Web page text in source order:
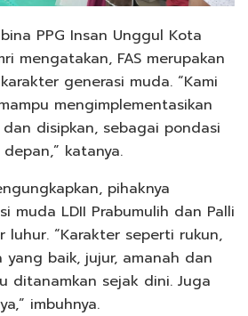
PPG Insan Unggul Kota
mengatakan, FAS merupakan
generasi muda. “Kami
mengimplementasikan
disipkan, sebagai pondasi
katanya.
pihaknya
muda LDII Prabumulih dan Palli
luhur. “Karakter seperti rukun,
yang baik, jujur, amanah dan
ditanamkan sejak dini. Juga
imbuhnya.